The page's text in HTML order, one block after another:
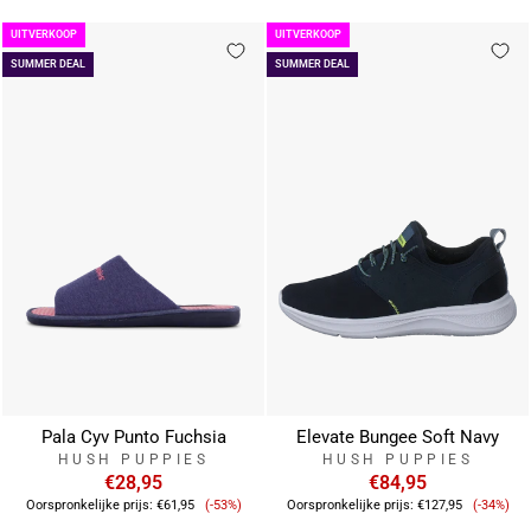
SUMMER DEAL
UITVERKOOP
Pala Cyv Punto Fuchsia
HUSH PUPPIES
€28,95
Oorspronkelijke prijs: €61,95 Verkoopprijs
(-53%)
SUMMER DEAL
UITVERKOOP
Elevate Bungee Soft Navy
HUSH PUPPIES
€84,95
Oorspronkelijke prijs: €127,95 (-34%)